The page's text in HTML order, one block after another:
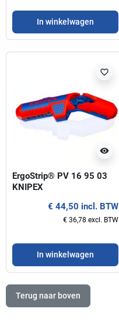
In winkelwagen
visibility
favorite_border
ErgoStrip® PV 16 95 03
KNIPEX
€ 44,50 incl. BTW
€ 36,78 excl. BTW
In winkelwagen
Terug naar boven